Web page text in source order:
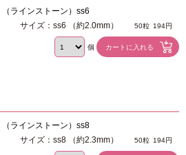
ラインストーン）ss6
サイズ：ss6 （約2.0mm） 50粒 194円
個
ラインストーン）ss8
サイズ：ss8 （約2.3mm） 50粒 194円